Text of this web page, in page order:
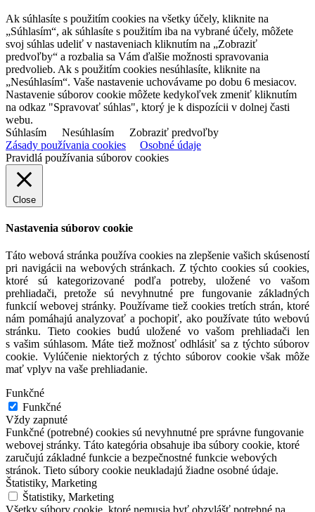
Ak súhlasíte s použitím cookies na všetky účely, kliknite na
„Súhlasím“, ak súhlasíte s použitím iba na vybrané účely, môžete
svoj súhlas udeliť v nastaveniach kliknutím na „Zobraziť
predvoľby“ a rozbalia sa Vám ďalšie možnosti spravovania
predvolieb. Ak s použitím cookies nesúhlasíte, kliknite na
„Nesúhlasím“. Vaše nastavenie uchovávame po dobu 6 mesiacov.
Nastavenie súborov cookie môžete kedykoľvek zmeniť kliknutím
na odkaz "Spravovať súhlas", ktorý je k dispozícii v dolnej časti
webu.
Súhlasím
Nesúhlasím
Zobraziť predvoľby
Zásady používania cookies
Osobné údaje
Pravidlá používania súborov cookies
Close
Nastavenia súborov cookie
Táto webová stránka používa cookies na zlepšenie vašich skúseností
pri navigácii na webových stránkach. Z týchto cookies sú cookies,
ktoré sú kategorizované podľa potreby, uložené vo vašom
prehliadači, pretože sú nevyhnutné pre fungovanie základných
funkcií webovej stránky. Používame tiež cookies tretích strán, ktoré
nám pomáhajú analyzovať a pochopiť, ako používate túto webovú
stránku. Tieto cookies budú uložené vo vašom prehliadači len
s vašim súhlasom. Máte tiež možnosť odhlásiť sa z týchto súborov
cookie. Vylúčenie niektorých z týchto súborov cookie však môže
mať vplyv na vaše prehliadanie.
Funkčné
Funkčné
Vždy zapnuté
Funkčné (potrebné) cookies sú nevyhnutné pre správne fungovanie
webovej stránky. Táto kategória obsahuje iba súbory cookie, ktoré
zaručujú základné funkcie a bezpečnostné funkcie webových
stránok. Tieto súbory cookie neukladajú žiadne osobné údaje.
Štatistiky, Marketing
Štatistiky, Marketing